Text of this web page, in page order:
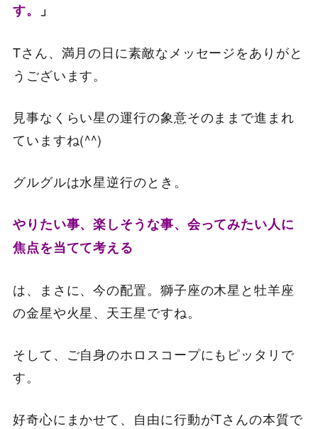
す。 」
Tさん、満月の日に素敵なメッセージをありがと
うございます。
見事なくらい星の運行の象意そのままで進まれ
ていますね(^^)
グルグルは水星逆行のとき。
やりたい事、楽しそうな事、 会ってみたい人に
焦点を当てて考える
は、まさに、今の配置。獅子座の木星と牡羊座
の金星や火星、天王星ですね。
そして、ご自身のホロスコープにもピッタリで
す。
好奇心にまかせて、自由に行動がTさんの本質で